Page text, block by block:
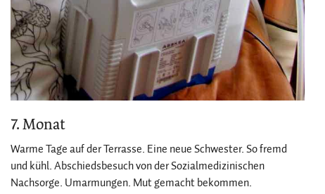
7. Monat
Warme Tage auf der Terrasse. Eine neue Schwester. So fremd
und kühl. Abschiedsbesuch von der Sozialmedizinischen
Nachsorge. Umarmungen. Mut gemacht bekommen.